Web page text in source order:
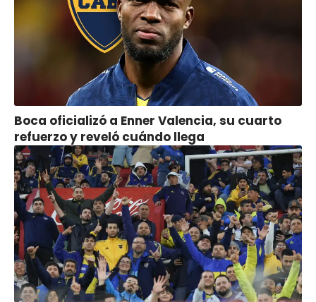
Boca oficializó a Enner Valencia, su cuarto
refuerzo y reveló cuándo llega